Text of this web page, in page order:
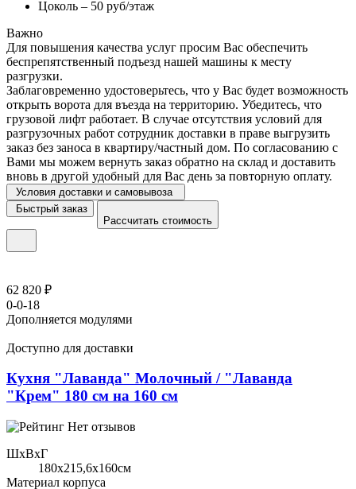
Цоколь – 50 руб/этаж
Важно
Для повышения качества услуг просим Вас обеспечить
беспрепятственный подъезд нашей машины к месту
разгрузки.
Заблаговременно удостоверьтесь, что у Вас будет возможность
открыть ворота для въезда на территорию. Убедитесь, что
грузовой лифт работает. В случае отсутствия условий для
разгрузочных работ сотрудник доставки в праве выгрузить
заказ без заноса в квартиру/частный дом. По согласованию с
Вами мы можем вернуть заказ обратно на склад и доставить
вновь в другой удобный для Вас день за повторную оплату.
Условия доставки и самовывоза
Быстрый заказ
Рассчитать стоимость
62 820 ₽
0-0-18
Дополняется модулями
Доступно для доставки
Кухня "Лаванда" Молочный / "Лаванда
"Крем" 180 см на 160 см
Нет отзывов
ШхВхГ
180x215,6х160см
Материал корпуса